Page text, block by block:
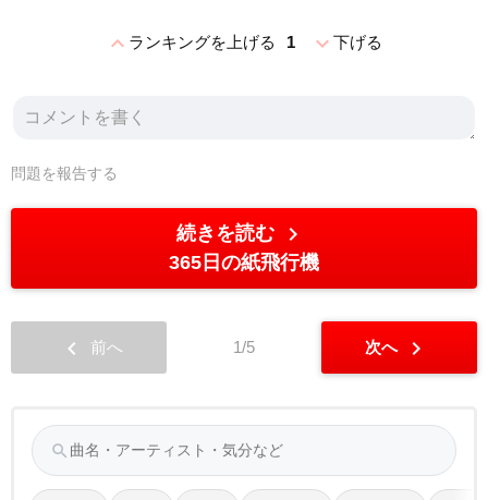
expand_lessランキングを上げる 1 expand_more下げる
問題を報告する
続きを読む chevron_right
365日の紙飛行機
chevron_left 前へ 1/5 次へ chevron_right
search